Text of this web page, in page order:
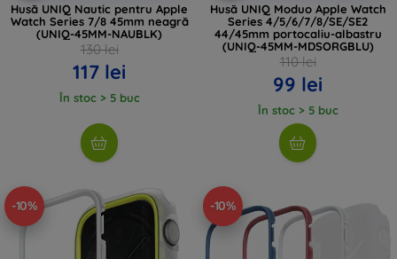
Husă UNIQ Nautic pentru Apple
Watch Series 7/8 45mm neagră
(UNIQ-45MM-NAUBLK)
130 lei
117 lei
În stoc > 5 buc
Husă UNIQ Moduo Apple Watch
Series 4/5/6/7/8/SE/SE2
44/45mm portocaliu-albastru
(UNIQ-45MM-MDSORGBLU)
110 lei
99 lei
În stoc > 5 buc
-10% -10%